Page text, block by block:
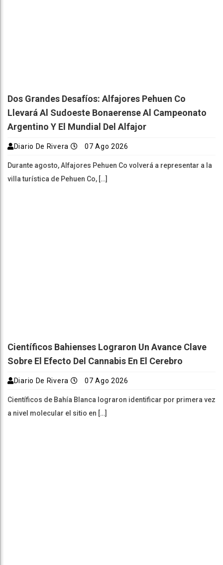
Dos Grandes Desafíos: Alfajores Pehuen Co
Llevará Al Sudoeste Bonaerense Al Campeonato
Argentino Y El Mundial Del Alfajor
Diario De Rivera 07 Ago 2026
Durante agosto, Alfajores Pehuen Co volverá a representar a la
villa turística de Pehuen Co, […]
Científicos Bahienses Lograron Un Avance Clave
Sobre El Efecto Del Cannabis En El Cerebro
Diario De Rivera 07 Ago 2026
Científicos de Bahía Blanca lograron identificar por primera vez
a nivel molecular el sitio en […]